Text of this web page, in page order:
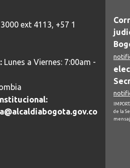
ext 4113, +57 1
Lunes a Viernes: 7:00am -
de la